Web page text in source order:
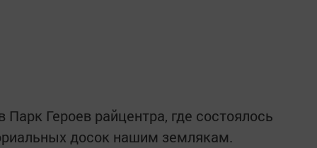
Героев райцентра, где состоялось
досок нашим землякам.